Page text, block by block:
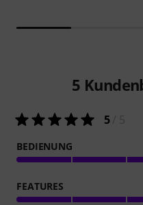
5
5/ 5
BEDIENUNG
FEATURES